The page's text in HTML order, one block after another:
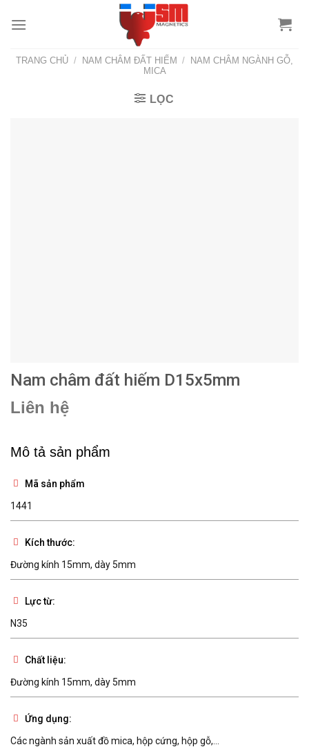
TRANG CHỦ / NAM CHÂM ĐẤT HIẾM /
NAM CHÂM NGÀNH GỖ,
MICA
LỌC
Nam châm đất hiếm D15x5mm
Liên hệ
Mô tả sản phẩm
Mã sản phẩm
1441
Kích thước:
Đường kính 15mm, dày 5mm
Lực từ:
N35
Chất liệu:
Đường kính 15mm, dày 5mm
Ứng dụng:
Các ngành sản xuất đồ mica, hộp cứng, hộp gỗ,...